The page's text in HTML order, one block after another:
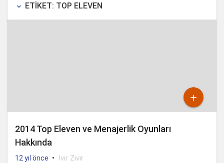
keyboard_arrow_down ETIKET: TOP ELEVEN

2014 Top Eleven ve Menajerlik Oyunları
Hakkında
12 yıl önce •
Ivır Zıvır